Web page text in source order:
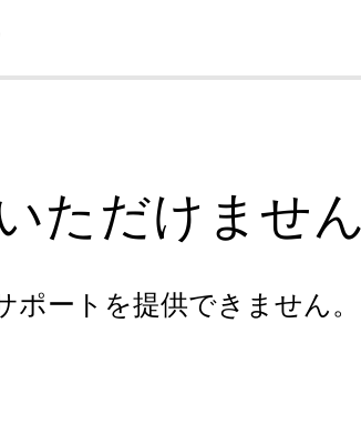
ただけません
ートを提供できません。